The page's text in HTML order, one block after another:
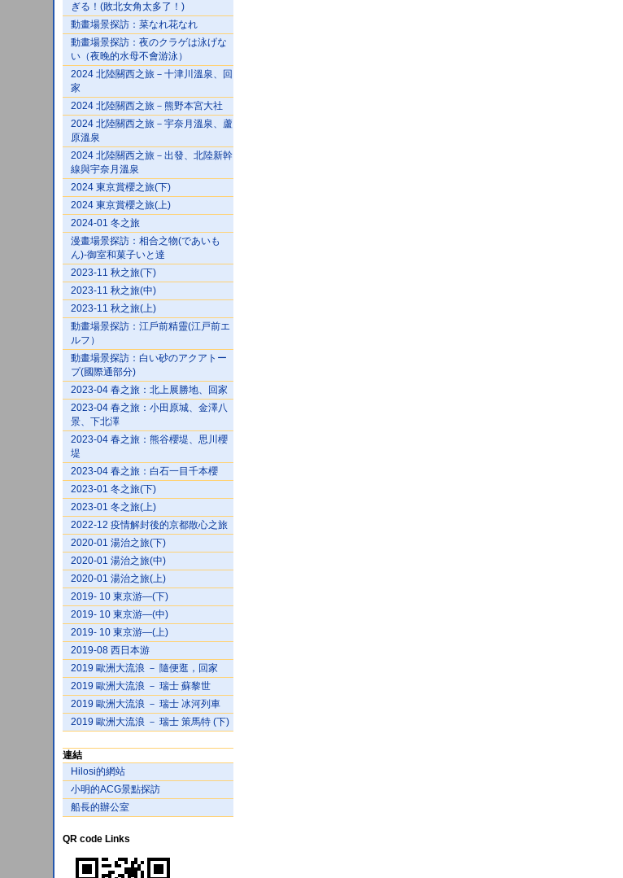
ぎる！(敗北女角太多了！)
動畫場景探訪：菜なれ花なれ
動畫場景探訪：夜のクラゲは泳げな
い（夜晚的水母不會游泳）
2024 北陸關西之旅－十津川溫泉、回
家
2024 北陸關西之旅－熊野本宮大社
2024 北陸關西之旅－宇奈月溫泉、蘆
原溫泉
2024 北陸關西之旅－出發、北陸新幹
線與宇奈月溫泉
2024 東京賞櫻之旅(下)
2024 東京賞櫻之旅(上)
2024-01 冬之旅
漫畫場景探訪：相合之物(であいも
ん)-御室和菓子いと達
2023-11 秋之旅(下)
2023-11 秋之旅(中)
2023-11 秋之旅(上)
動畫場景探訪：江戶前精靈(江戸前エ
ルフ）
動畫場景探訪：白い砂のアクアトー
プ(國際通部分)
2023-04 春之旅：北上展勝地、回家
2023-04 春之旅：小田原城、金澤八
景、下北澤
2023-04 春之旅：熊谷櫻堤、思川櫻
堤
2023-04 春之旅：白石一目千本櫻
2023-01 冬之旅(下)
2023-01 冬之旅(上)
2022-12 疫情解封後的京都散心之旅
2020-01 湯治之旅(下)
2020-01 湯治之旅(中)
2020-01 湯治之旅(上)
2019- 10 東京游—(下)
2019- 10 東京游—(中)
2019- 10 東京游—(上)
2019-08 西日本游
2019 歐洲大流浪 － 隨便逛，回家
2019 歐洲大流浪 － 瑞士 蘇黎世
2019 歐洲大流浪 － 瑞士 冰河列車
2019 歐洲大流浪 － 瑞士 策馬特 (下)
連結
Hilosi的網站
小明的ACG景點探訪
船長的辦公室
QR code Links